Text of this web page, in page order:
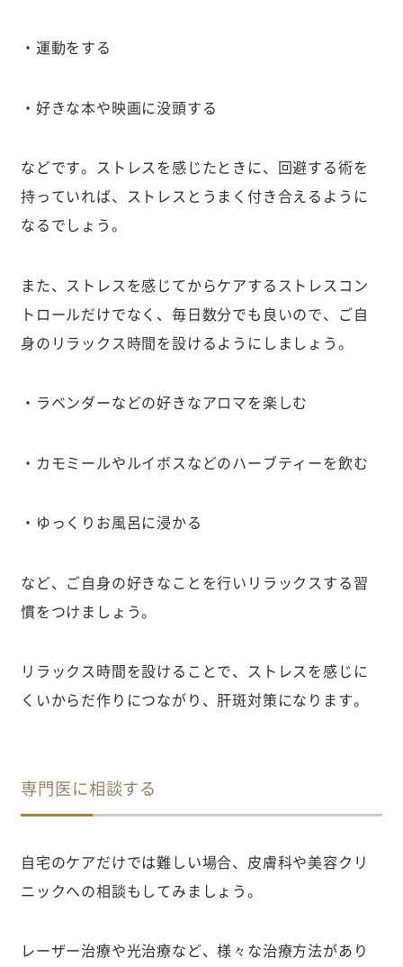
・運動をする
・好きな本や映画に没頭する
などです。ストレスを感じたときに、回避する術を
持っていれば、ストレスとうまく付き合えるように
なるでしょう。
また、ストレスを感じてからケアするストレスコン
トロールだけでなく、毎日数分でも良いので、ご自
身のリラックス時間を設けるようにしましょう。
・ラベンダーなどの好きなアロマを楽しむ
・カモミールやルイボスなどのハーブティーを飲む
・ゆっくりお風呂に浸かる
など、ご自身の好きなことを行いリラックスする習
慣をつけましょう。
リラックス時間を設けることで、ストレスを感じに
くいからだ作りにつながり、肝斑対策になります。
専門医に相談する
自宅のケアだけでは難しい場合、皮膚科や美容クリ
ニックへの相談もしてみましょう。
レーザー治療や光治療など、様々な治療方法があり